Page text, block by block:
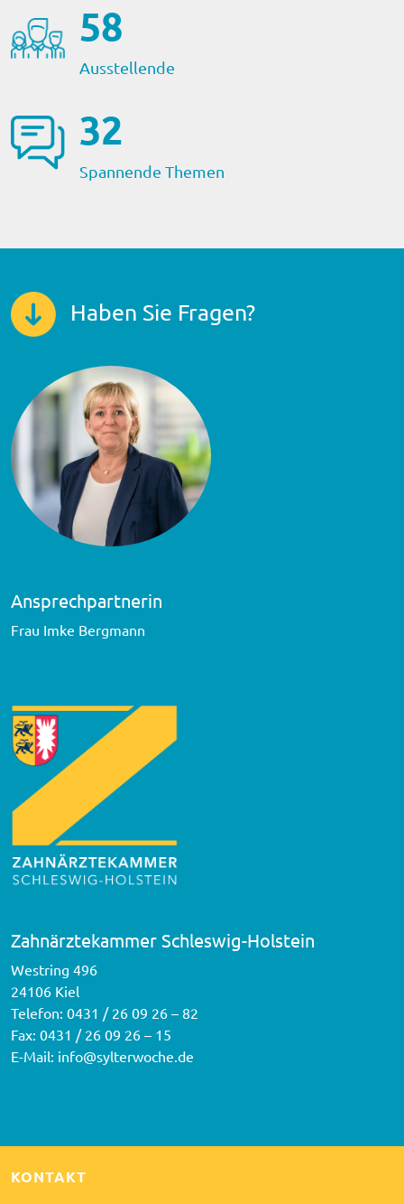
59
Ausstellende
32
Spannende Themen
Haben Sie Fragen?
Ansprechpartnerin
Frau Imke Bergmann
Zahnärztekammer Schleswig-Holstein
Westring 496
24106 Kiel
Telefon: 0431 / 26 09 26 – 82
Fax: 0431 / 26 09 26 – 15
E-Mail: info@sylterwoche.de
KONTAKT